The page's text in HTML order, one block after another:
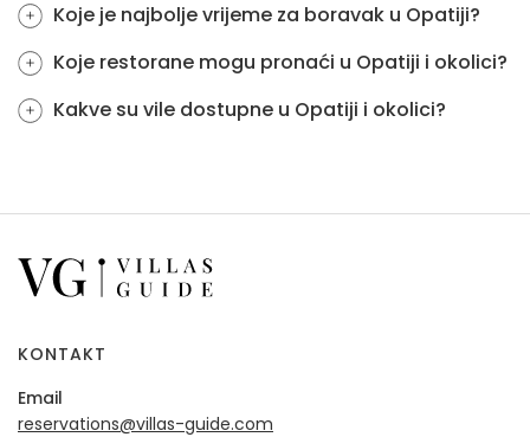
Koje je najbolje vrijeme za boravak u Opatiji?
Koje restorane mogu pronaći u Opatiji i okolici?
Kakve su vile dostupne u Opatiji i okolici?
KONTAKT
Email
reservations@villas-guide.com